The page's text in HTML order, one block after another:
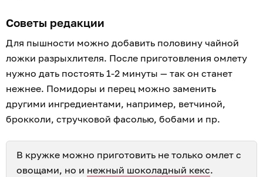
Советы редакции
Для пышности можно добавить половину чайной
ложки разрыхлителя. После приготовления омлету
нужно дать постоять 1-2 минуты — так он станет
нежнее. Помидоры и перец можно заменить
другими ингредиентами, например, ветчиной,
брокколи, стручковой фасолью, бобами и пр.
В кружке можно приготовить не только омлет с
овощами, но и нежный шоколадный кекс.